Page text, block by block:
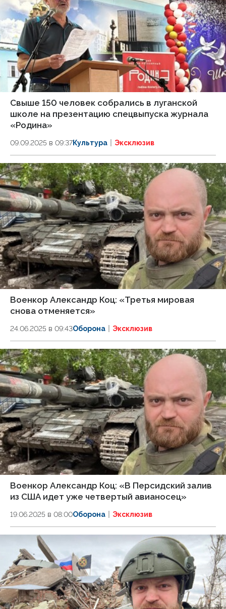
Свыше 150 человек собрались в луганской
школе на презентацию спецвыпуска журнала
«Родина»
09.09.2025 в 09:37Культура Эксклюзив
Военкор Александр Коц: «Третья мировая
снова отменяется»
24.06.2025 в 09:43Оборона Эксклюзив
Военкор Александр Коц: «В Персидский залив
из США идет уже четвертый авианосец»
19.06.2025 в 08:00Оборона Эксклюзив